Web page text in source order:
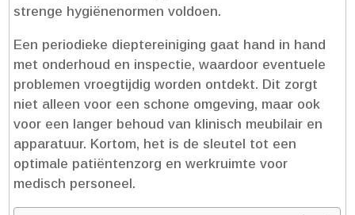
strenge hygiënenormen voldoen.​
Een periodieke dieptereiniging gaat hand in hand
met onderhoud en inspectie, waardoor eventuele
problemen vroegtijdig worden ontdekt.​ Dit zorgt
niet alleen voor een schone omgeving, maar ook
voor een langer behoud van klinisch meubilair en
apparatuur.​ Kortom, het is de sleutel tot een
optimale patiëntenzorg en werkruimte voor
medisch personeel.​